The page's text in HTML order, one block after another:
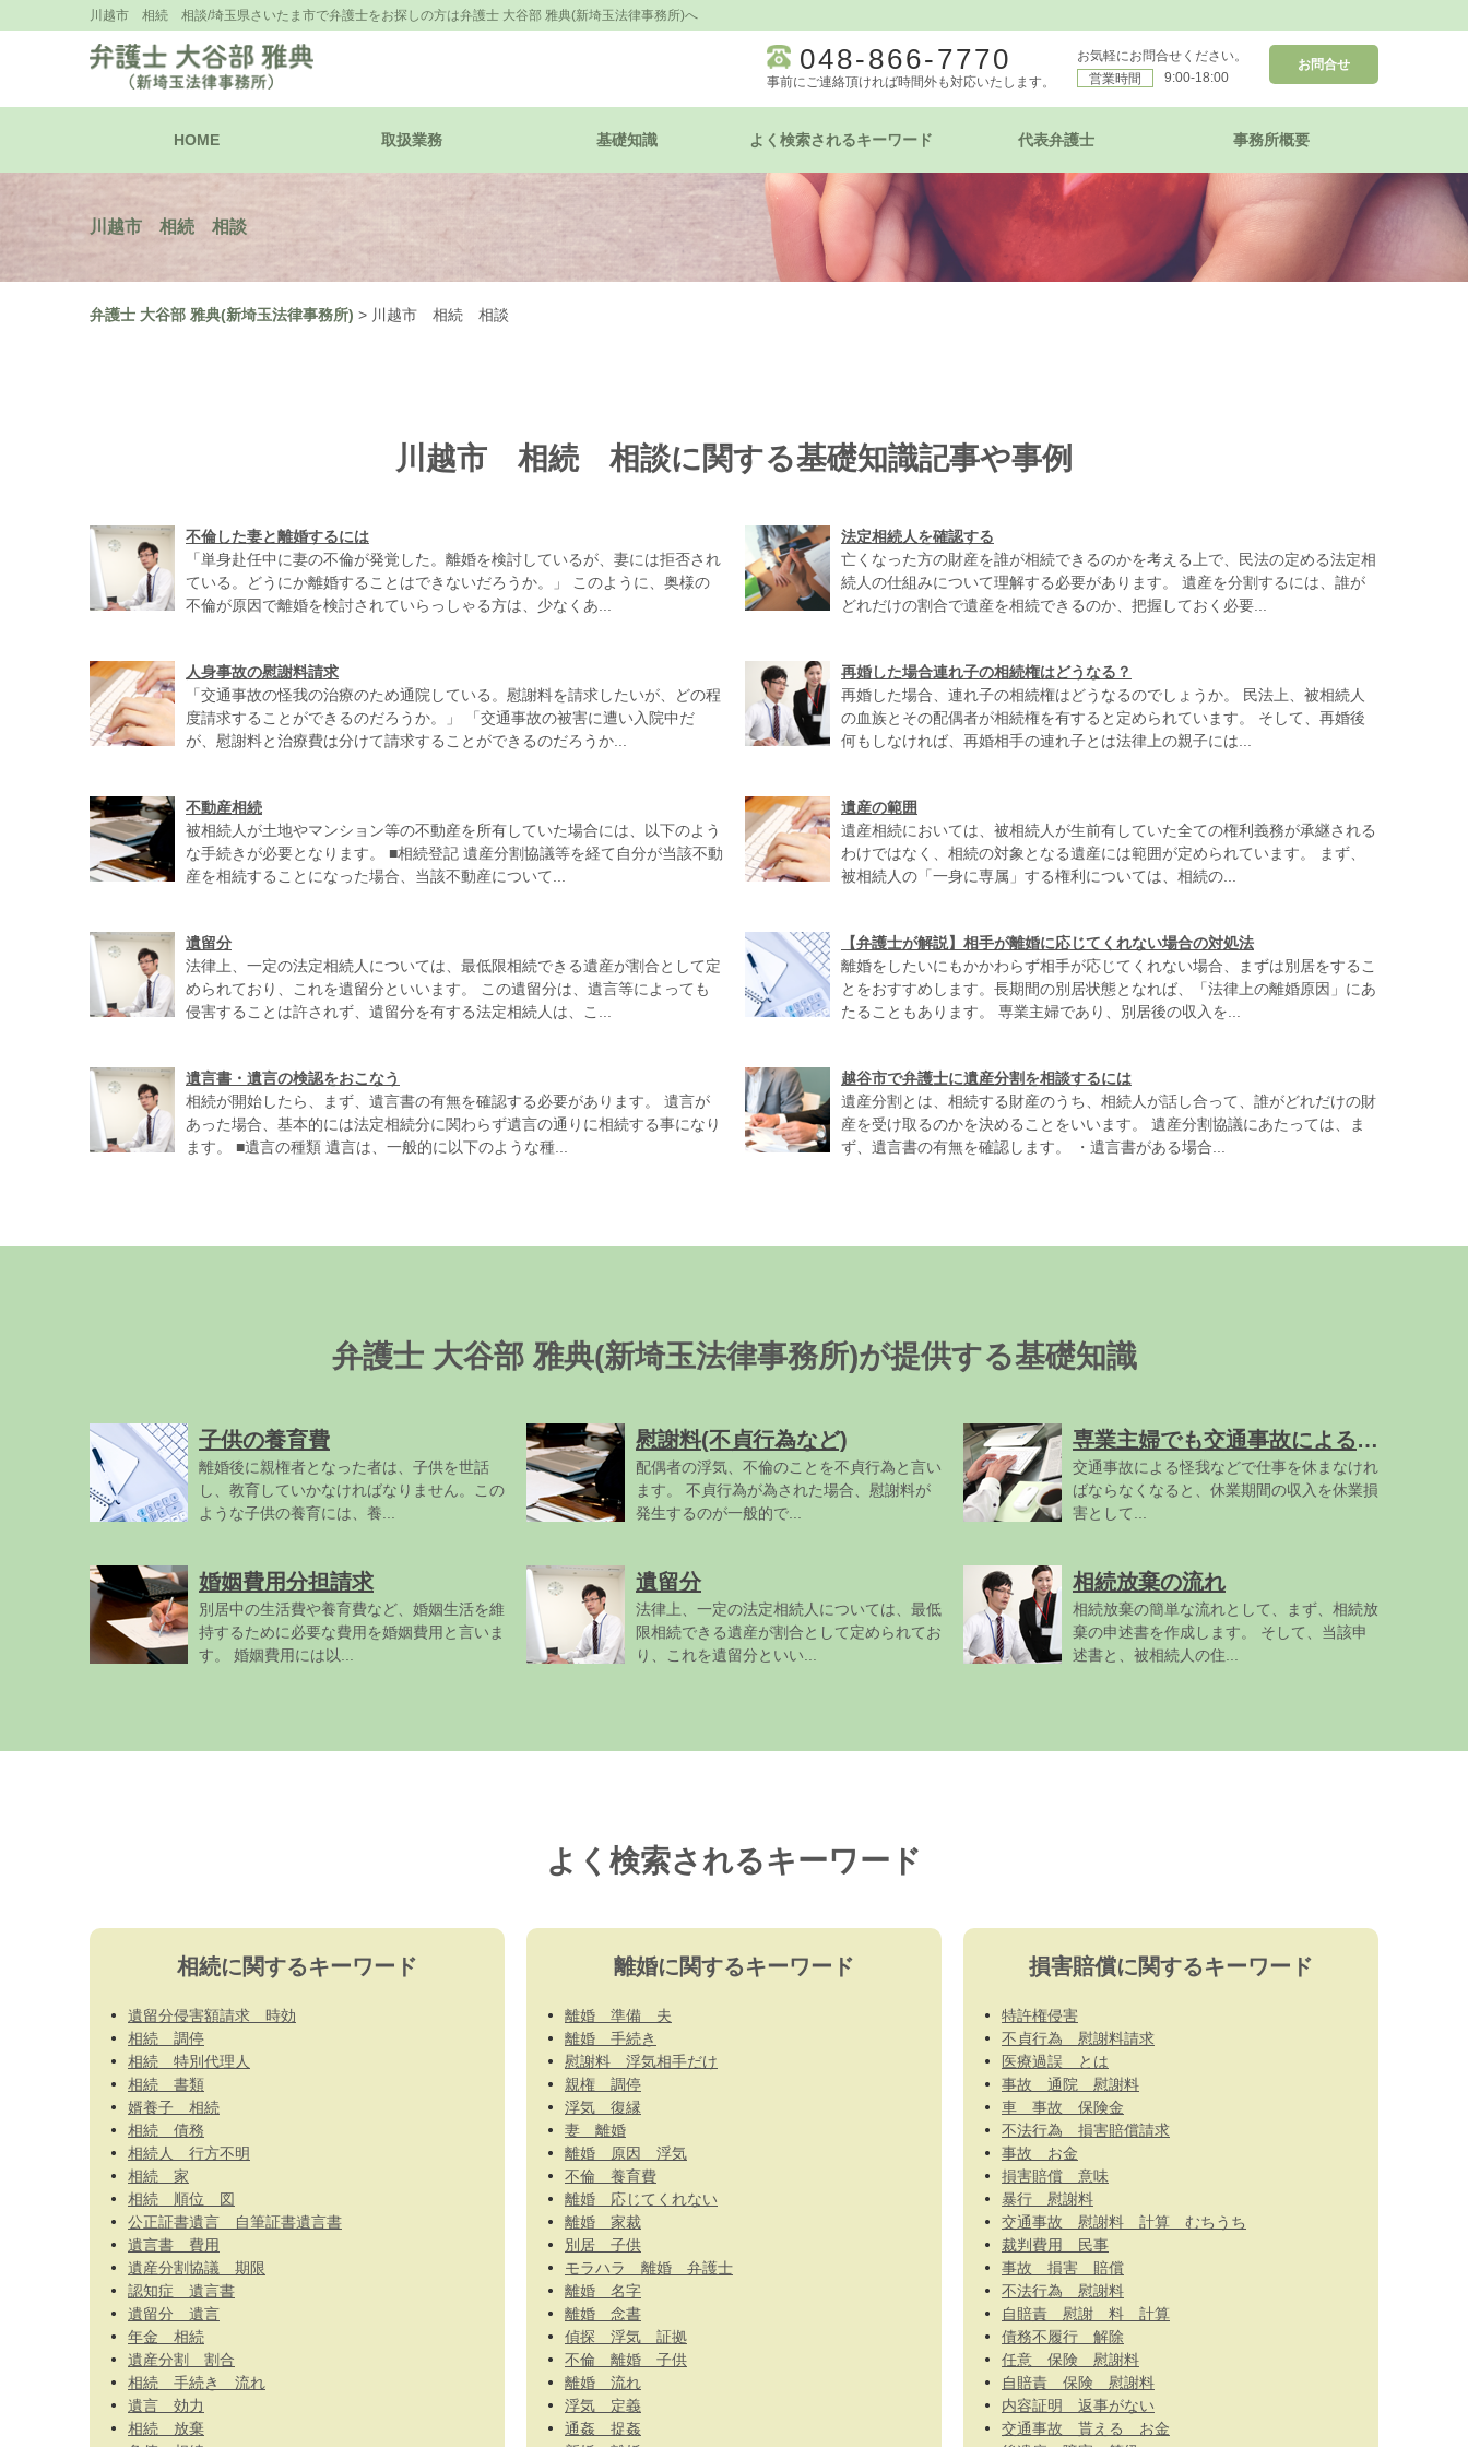
川越市 相続 相談/埼玉県さいたま市で弁護士をお探しの方は弁護士 大谷部 雅典(新埼玉法律事務所)へ
048-866-7770
事前にご連絡頂ければ時間外も対応いたします。
お気軽にお問合せください。
営業時間
9:00-18:00
お問合せ
HOME 取扱業務 基礎知識 よく検索されるキーワード 代表弁護士 事務所概要
川越市 相続 相談
弁護士 大谷部 雅典(新埼玉法律事務所) > 川越市 相続 相談
川越市 相続 相談に関する基礎知識記事や事例
不倫した妻と離婚するには
「単身赴任中に妻の不倫が発覚した。離婚を検討しているが、妻には拒否され
ている。どうにか離婚することはできないだろうか。」 このように、奥様の
不倫が原因で離婚を検討されていらっしゃる方は、少なくあ...
法定相続人を確認する
亡くなった方の財産を誰が相続できるのかを考える上で、民法の定める法定相
続人の仕組みについて理解する必要があります。 遺産を分割するには、誰が
どれだけの割合で遺産を相続できるのか、把握しておく必要...
人身事故の慰謝料請求
「交通事故の怪我の治療のため通院している。慰謝料を請求したいが、どの程
度請求することができるのだろうか。」 「交通事故の被害に遭い入院中だ
が、慰謝料と治療費は分けて請求することができるのだろうか...
再婚した場合連れ子の相続権はどうなる？
再婚した場合、連れ子の相続権はどうなるのでしょうか。 民法上、被相続人
の血族とその配偶者が相続権を有すると定められています。 そして、再婚後
何もしなければ、再婚相手の連れ子とは法律上の親子には...
不動産相続
被相続人が土地やマンション等の不動産を所有していた場合には、以下のよう
な手続きが必要となります。 ■相続登記 遺産分割協議等を経て自分が当該不動
産を相続することになった場合、当該不動産について...
遺産の範囲
遺産相続においては、被相続人が生前有していた全ての権利義務が承継される
わけではなく、相続の対象となる遺産には範囲が定められています。 まず、
被相続人の「一身に専属」する権利については、相続の...
遺留分
法律上、一定の法定相続人については、最低限相続できる遺産が割合として定
められており、これを遺留分といいます。 この遺留分は、遺言等によっても
侵害することは許されず、遺留分を有する法定相続人は、こ...
【弁護士が解説】相手が離婚に応じてくれない場合の対処法
離婚をしたいにもかかわらず相手が応じてくれない場合、まずは別居をするこ
とをおすすめします。長期間の別居状態となれば、「法律上の離婚原因」にあ
たることもあります。 専業主婦であり、別居後の収入を...
遺言書・遺言の検認をおこなう
相続が開始したら、まず、遺言書の有無を確認する必要があります。 遺言が
あった場合、基本的には法定相続分に関わらず遺言の通りに相続する事になり
ます。 ■遺言の種類 遺言は、一般的に以下のような種...
越谷市で弁護士に遺産分割を相談するには
遺産分割とは、相続する財産のうち、相続人が話し合って、誰がどれだけの財
産を受け取るのかを決めることをいいます。 遺産分割協議にあたっては、ま
ず、遺言書の有無を確認します。 ・遺言書がある場合...
弁護士 大谷部 雅典(新埼玉法律事務所)が提供する基礎知識
子供の養育費
離婚後に親権者となった者は、子供を世話
し、教育していかなければなりません。この
ような子供の養育には、養...
慰謝料(不貞行為など)
配偶者の浮気、不倫のことを不貞行為と言い
ます。 不貞行為が為された場合、慰謝料が
発生するのが一般的で...
専業主婦でも交通事故による休業損害は請求できる?
交通事故による怪我などで仕事を休まなけれ
ばならなくなると、休業期間の収入を休業損
害として...
婚姻費用分担請求
別居中の生活費や養育費など、婚姻生活を維
持するために必要な費用を婚姻費用と言いま
す。 婚姻費用には以...
遺留分
法律上、一定の法定相続人については、最低
限相続できる遺産が割合として定められてお
り、これを遺留分といい...
相続放棄の流れ
相続放棄の簡単な流れとして、まず、相続放
棄の申述書を作成します。 そして、当該申
述書と、被相続人の住...
よく検索されるキーワード
相続に関するキーワード
遺留分侵害額請求 時効
相続 調停
相続 特別代理人
相続 書類
婿養子 相続
相続 債務
相続人 行方不明
相続 家
相続 順位 図
公正証書遺言 自筆証書遺言書
遺言書 費用
遺産分割協議 期限
認知症 遺言書
遺留分 遺言
年金 相続
遺産分割 割合
相続 手続き 流れ
遺言 効力
相続 放棄
離婚に関するキーワード
離婚 準備 夫
離婚 手続き
慰謝料 浮気相手だけ
親権 調停
浮気 復縁
妻 離婚
離婚 原因 浮気
不倫 養育費
離婚 応じてくれない
離婚 家裁
別居 子供
モラハラ 離婚 弁護士
離婚 名字
離婚 念書
偵探 浮気 証拠
不倫 離婚 子供
離婚 流れ
浮気 定義
通姦 捉姦
損害賠償に関するキーワード
特許権侵害
不貞行為 慰謝料請求
医療過誤 とは
事故 通院 慰謝料
車 事故 保険金
不法行為 損害賠償請求
事故 お金
損害賠償 意味
暴行 慰謝料
交通事故 慰謝料 計算 むちうち
裁判費用 民事
事故 損害 賠償
不法行為 慰謝料
自賠責 慰謝 料 計算
債務不履行 解除
任意 保険 慰謝料
自賠責 保険 慰謝料
内容証明 返事がない
交通事故 貰える お金